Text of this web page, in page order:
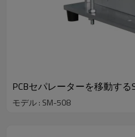
PCBセパレーターを移動す
モデル : SM-508